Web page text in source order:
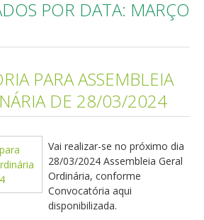
POR DATA: MARÇO
PARA ASSEMBLEIA
DE 28/03/2024
Vai realizar-se no próximo dia
28/03/2024 Assembleia Geral
Ordinária, conforme
Convocatória aqui
disponibilizada.